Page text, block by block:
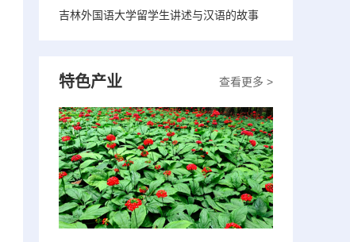
吉林外国语大学留学生讲述与汉语的故事
查看更多 >
特色产业